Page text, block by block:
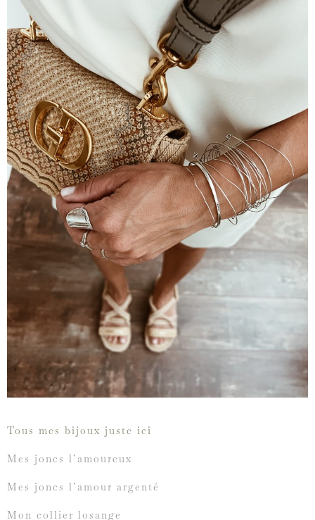
Tous mes bijoux juste ici
Mes joncs l’amoureux
Mes joncs l’amour argenté
Mon collier losange